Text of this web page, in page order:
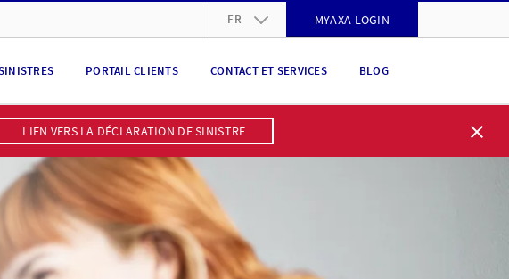
FR
IT
MYAXA LOGIN
PORTAIL CLIENTS CONTACT ET SERVICES BLOG
LIEN VERS LA DÉCLARATION DE SINISTRE